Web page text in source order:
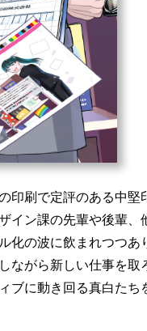
印刷で定評のある中
イン課の先輩や後輩
化の波に飲まれつつ
ながら新しい仕事を
ブに動き回る真白た